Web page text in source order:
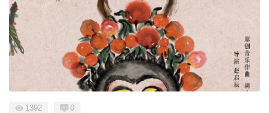
1392 0